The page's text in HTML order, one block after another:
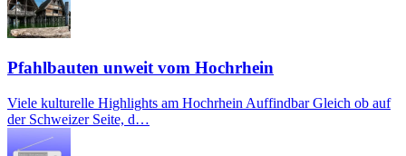
Pfahlbauten unweit vom Hochrhein
Viele kulturelle Highlights am Hochrhein Auffindbar Gleich ob auf
der Schweizer Seite, d…